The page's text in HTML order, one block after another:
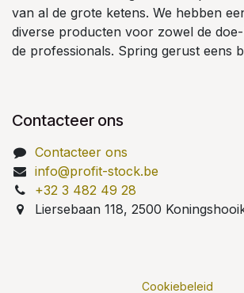
van al de grote ketens. We hebben
diverse producten voor zowel de
de professionals. Spring gerust eens
Contacteer ons
Contacteer ons
info@profit-stock.be
+32 3 482 49 28
Liersebaan 118, 2500
Cookiebeleid